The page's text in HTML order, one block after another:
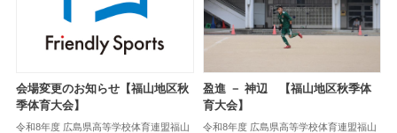
会場変更のお知らせ【福山地区秋
季体育大会】
令和8年度 広島県高等学校体育連盟福山
盈進 － 神辺 【福山地区秋季体
育大会】
令和8年度 広島県高等学校体育連盟福山